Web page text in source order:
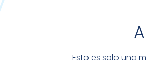
Esto es solo una